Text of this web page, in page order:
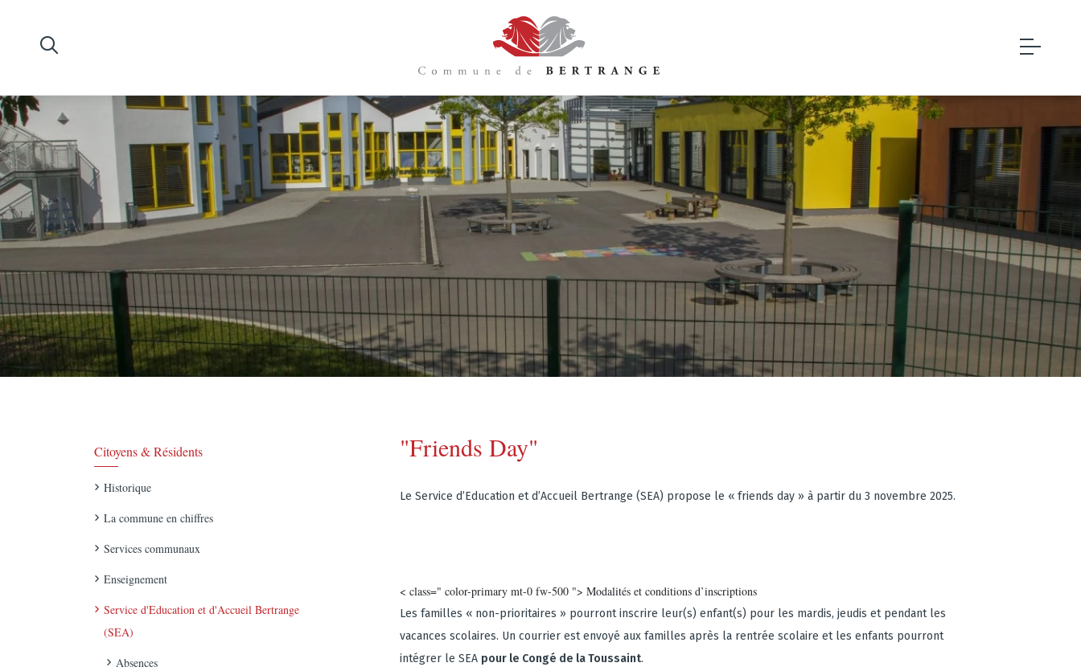
Citoyens & Résidents
Historique
La commune en chiffres
Services communaux
Enseignement
Service d'Education et d'Accueil Bertrange
(SEA)
Absences
"Friends Day"
Le Service d’Education et d’Accueil Bertrange (SEA) propose le « friends day » à partir du 3 novembre 2025.
< class=" color-primary mt-0 fw-500 "> Modalités et conditions d’inscriptions
Les familles « non-prioritaires » pourront inscrire leur(s) enfant(s) pour les mardis, jeudis et pendant les
vacances scolaires. Un courrier est envoyé aux familles après la rentrée scolaire et les enfants pourront
intégrer le SEA pour le Congé de la Toussaint.